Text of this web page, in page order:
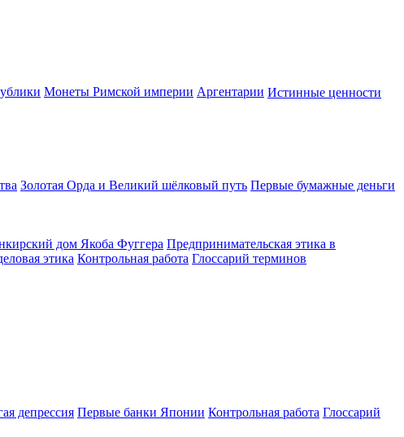
Монеты Римской империи Аргентарии Истинные ценности
Золотая Орда и Великий шёлковый путь Первые бумажные деньги
дом Якоба Фуггера Предпринимательская этика в
этика Контрольная работа Глоссарий терминов
депрессия Первые банки Японии Контрольная работа Глоссарий